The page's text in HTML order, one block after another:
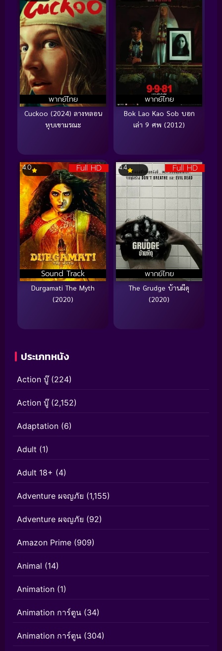
พากย์ไทย
Cuckoo (2024) ลางหลอน
หุบเขามรณะ
พากย์ไทย
Bok Lao Kao Sob บอก
เล่า 9 ศพ (2012)
Full HD
Sound Track
4.0
Durgamati The Myth
(2020)
Full HD
พากย์ไทย
4.4
The Grudge บ้านผีดุ
(2020)
ประเภทหนัง
Action บู๊(224)
Action บู๊(2,152)
Adaptation (6)
Adult (1)
Adult 18+ (4)
Adventure ผจญภัย (1,155)
Adventure ผจญภัย (92)
Amazon Prime (909)
Animal (14)
Animation (1)
Animation การ์ตูน (34)
Animation การ์ตูน (304)